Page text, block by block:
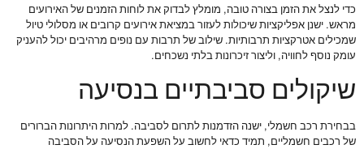
כדי לנצל את הזמן בצורה טובה, מומלץ לבדוק את לוחות הזמנים של האירועים
מראש. ישנן אפליקציות שיכולות לעזור במציאת אירועים קרובים או מסלולי טיול
שמכילים אטרקציות תרבותיות. שילוב של תרבות עם נופים מרהיבים יכול להעניק
עומק נוסף לחוויה, וליצור זיכרונות בלתי נשכחים.
שיקולים סביבתיים בנסיעה
בבחירת רכב חשמלי, ישנה הזדמנות לתרום לסביבה. למרות היתרונות הברורים
של רכבים חשמליים, תמיד כדאי לחשוב על השפעת הנסיעה על הסביבה